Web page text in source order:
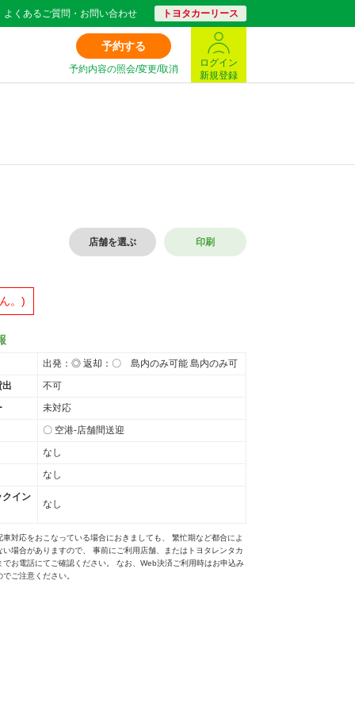
よくあるご質問・お問い合わせ トヨタカーリース
予約する
予約内容の照会/変更/取消
ログイン
新規登録
店舗を選ぶ 印刷
。)
出発：◎ 返却：〇 島内のみ可能 島内のみ可
出
不可
未対応
〇 空港-店舗間送迎
なし
なし
クイン
なし
対応をおこなっている場合におきましても、 繁忙期など都合によ
い場合がありますので、 事前にご利用店舗、またはトヨタレンタカ
でお電話にてご確認ください。 なお、Web決済ご利用時はお申込み
ご注意ください。